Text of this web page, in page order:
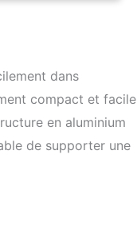
tapis roulant
la
de vivre
en utilisant
testé, le tapis de
Grâce à
dans
compact et facile
en aluminium
de supporter une